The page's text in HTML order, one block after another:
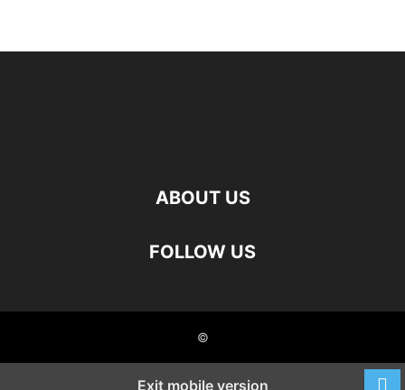
ABOUT US
FOLLOW US
©
Exit mobile version